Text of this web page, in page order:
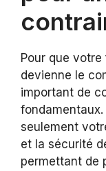
Pour que
devienne le
important de
seulement
et la sécurité
permettant de